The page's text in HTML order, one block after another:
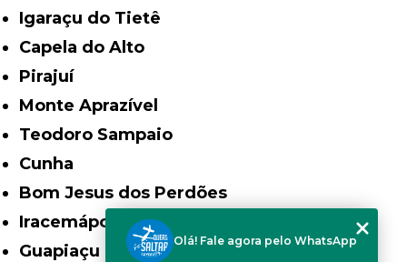
Igaraçu do Tietê
Capela do Alto
Pirajuí
Monte Aprazível
Teodoro Sampaio
Cunha
Bom Jesus dos Perdões
Iracemápolis
Guapiaçu
Olá! Fale agora pelo WhatsApp